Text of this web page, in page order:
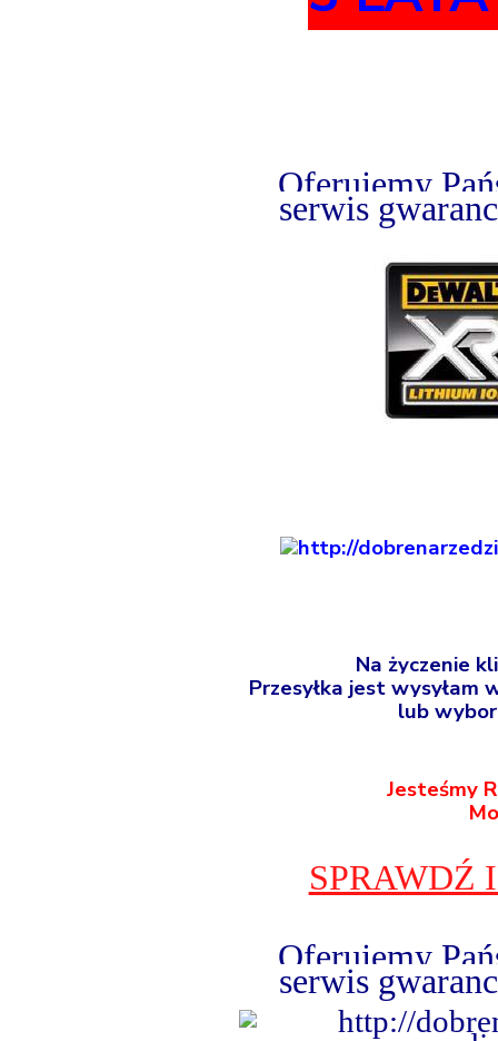
Oferujemy
serwis
Na życzenie
Przesyłka jest wysyłam
lub
Jesteśmy
SPRAWDŹ
Oferujemy
serwis